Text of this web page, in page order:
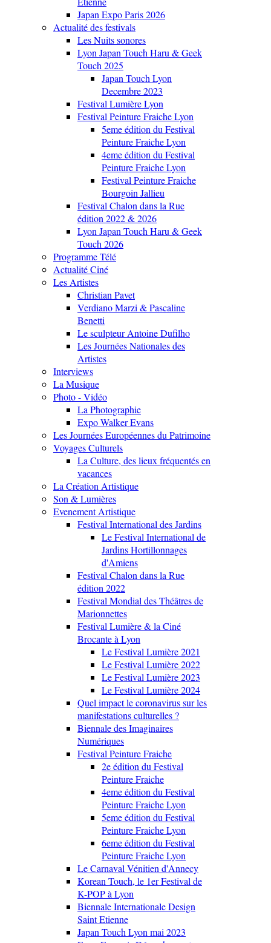
Japan Expo Paris 2026
Actualité des festivals
Les Nuits sonores
Lyon Japan Touch Haru & Geek
Touch 2025
Japan Touch Lyon
Decembre 2023
Festival Lumière Lyon
Festival Peinture Fraiche Lyon
5eme édition du Festival
Peinture Fraiche Lyon
4eme édition du Festival
Peinture Fraiche Lyon
Festival Peinture Fraiche
Bourgoin Jallieu
Festival Chalon dans la Rue
édition 2022 & 2026
Lyon Japan Touch Haru & Geek
Touch 2026
Programme Télé
Actualité Ciné
Les Artistes
Christian Pavet
Verdiano Marzi & Pascaline
Benetti
Le sculpteur Antoine Dufilho
Les Journées Nationales des
Artistes
Interviews
La Musique
Photo - Vidéo
La Photographie
Expo Walker Evans
Les Journées Européennes du Patrimoine
Voyages Culturels
La Culture, des lieux fréquentés en
vacances
La Création Artistique
Son & Lumières
Evenement Artistique
Festival International des Jardins
Le Festival International de
Jardins Hortillonnages
d'Amiens
Festival Chalon dans la Rue
édition 2022
Festival Mondial des Théâtres de
Marionnettes
Festival Lumière & la Ciné
Brocante à Lyon
Le Festival Lumière 2021
Le Festival Lumière 2022
Le Festival Lumière 2023
Le Festival Lumière 2024
Quel impact le coronavirus sur les
manifestations culturelles ?
Biennale des Imaginaires
Numériques
Festival Peinture Fraiche
2e édition du Festival
Peinture Fraiche
4eme édition du Festival
Peinture Fraiche Lyon
5eme édition du Festival
Peinture Fraiche Lyon
6eme édition du Festival
Peinture Fraiche Lyon
Le Carnaval Vénitien d'Annecy
Korean Touch, le 1er Festival de
K-POP à Lyon
Biennale Internationale Design
Saint Etienne
Japan Touch Lyon mai 2023